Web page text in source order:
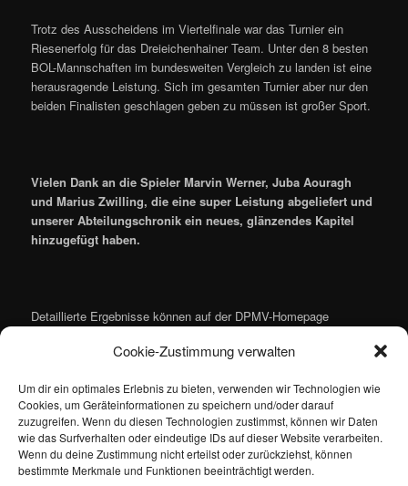
Cookie-Zustimmung verwalten
Um dir ein optimales Erlebnis zu bieten, verwenden wir Technologien wie
Cookies, um Geräteinformationen zu speichern und/oder darauf
zuzugreifen. Wenn du diesen Technologien zustimmst, können wir Daten
wie das Surfverhalten oder eindeutige IDs auf dieser Website verarbeiten.
Wenn du deine Zustimmung nicht erteilst oder zurückziehst, können
bestimmte Merkmale und Funktionen beeinträchtigt werden.
Trotz des Ausscheidens im Viertelfinale war das Turnier ein
Riesenerfolg für das Dreieichenhainer Team. Unter den 8 besten
BOL-Mannschaften im bundesweiten Vergleich zu landen ist eine
herausragende Leistung. Sich im gesamten Turnier aber nur den
beiden Finalisten geschlagen geben zu müssen ist großer Sport.
Vielen Dank an die Spieler Marvin Werner, Juba Aouragh
und Marius Zwilling, die eine super Leistung abgeliefert und
unserer Abteilungschronik ein neues, glänzendes Kapitel
hinzugefügt haben.
Detaillierte Ergebnisse können auf der DPMV-Homepage
abgerufen werden. Der Durchführer GSV Fröndenberg
online gestellt:https://dpmv2014.de/piwigo/– viel Spaß beim
Stöbern!